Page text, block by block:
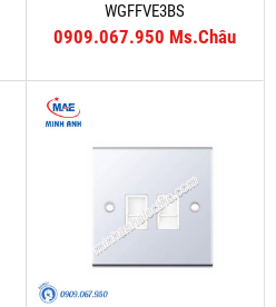
WGFFVE3BS
0909.067.950 Ms.Châu